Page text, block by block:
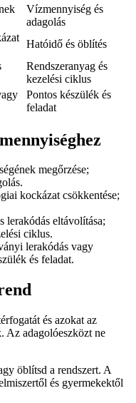
Vízmennyiség és
adagolás
Hatóidő és öblítés
Rendszeranyag és
kezelési ciklus
Pontos készülék és
feladat
megőrzése;
kockázat csökkentése;
lerakódás eltávolítása;
ciklus.
lerakódás vagy
és feladat.
és azokat az
Az adagolóeszközt ne
öblítsd a rendszert. A
és gyermekektől